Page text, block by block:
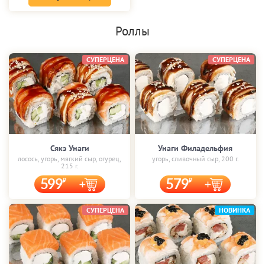
Роллы
Сякэ Унаги
лосось, угорь, мягкий сыр, огурец,
215 г.
599
СУПЕРЦЕНА
Унаги Филадельфия
угорь, сливочный сыр, 200 г.
579
СУПЕРЦЕНА
СУПЕРЦЕНА НОВИНКА